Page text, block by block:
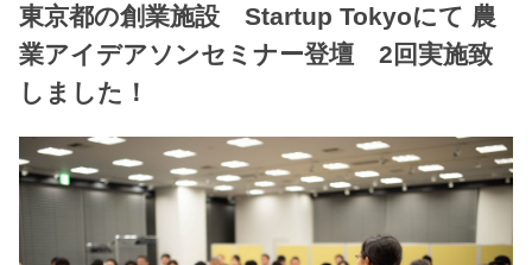
東京都の創業施設 Startup Tokyoにて 農
業アイデアソンセミナー登壇 2回実施致
しました！